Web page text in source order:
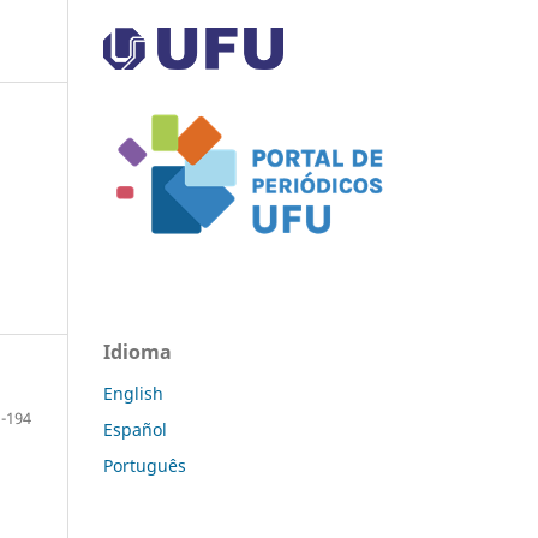
194
Idioma
English
Español
Português